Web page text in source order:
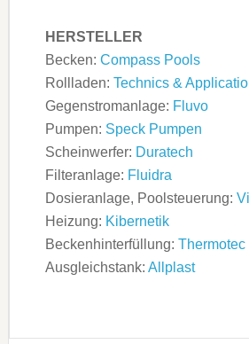
HERSTELLER
Becken: Compass Pools
Rollladen: Technics &
Gegenstromanlage: Fluvo
Pumpen: Speck Pumpen
Scheinwerfer: Duratech
Filteranlage: Fluidra
Dosieranlage, Poolsteuerung:
Heizung: Kibernetik
Beckenhinterfüllung: Thermotec
Ausgleichstank: Allplast